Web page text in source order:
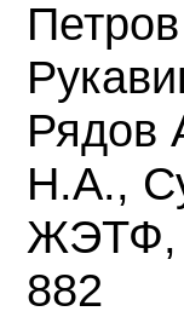
Рядов
Н.А.,
ЖЭТФ,
882